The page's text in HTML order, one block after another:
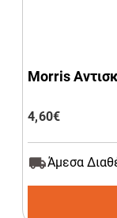
Morris
4,60€
Άμεσα